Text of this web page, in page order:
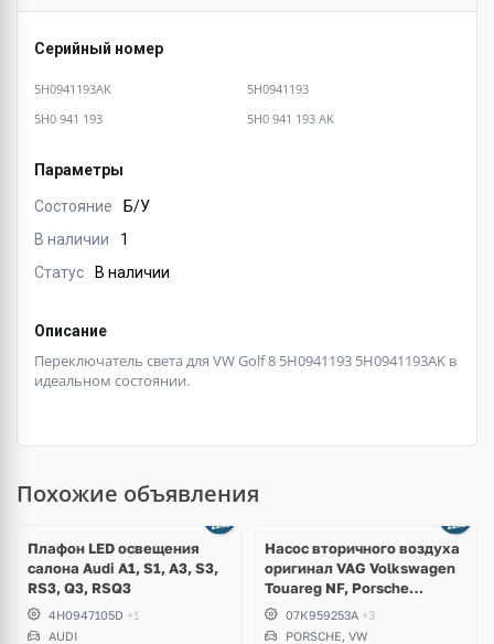
Серийный номер
5H0941193AK
5H0941193
5H0 941 193
5H0 941 193 AK
Параметры
Состояние
Б/У
В наличии
1
Статус
В наличии
Описание
Переключатель света для VW Golf 8 5H0941193 5H0941193AK в
идеальном состоянии.
Похожие объявления
Плафон LED освещения
салона Audi A1, S1, A3, S3,
RS3, Q3, RSQ3
4H0947105D +1
AUDI
Насос вторичного воздуха
оригинал VAG Volkswagen
Touareg NF, Porsche
Cayenne 958 S Hybrid
07K959253A +3
PORSCHE, VW